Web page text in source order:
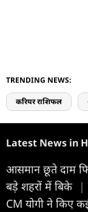
TRENDING NEWS:
करियर राशिफल
Latest News in
आसमान छूते दाम
बड़े शहरों में बिके
|
CM योगी ने किए